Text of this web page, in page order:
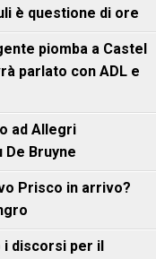
è questione di ore
piomba a Castel
parlato con ADL e
ad Allegri
Bruyne
Prisco in arrivo?
i discorsi per il